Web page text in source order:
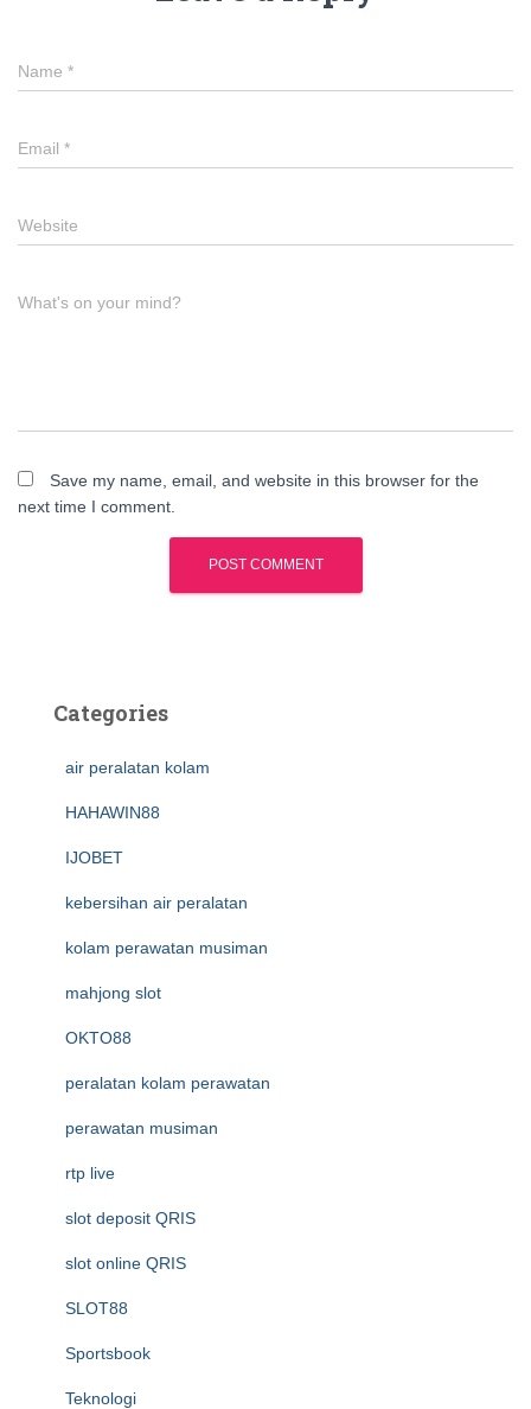
Name *
Email *
Website
What's on your mind?
Save my name, email, and website in this browser for the
next time I comment.
Categories
air peralatan kolam
HAHAWIN88
IJOBET
kebersihan air peralatan
kolam perawatan musiman
mahjong slot
OKTO88
peralatan kolam perawatan
perawatan musiman
rtp live
slot deposit QRIS
slot online QRIS
SLOT88
Sportsbook
Teknologi